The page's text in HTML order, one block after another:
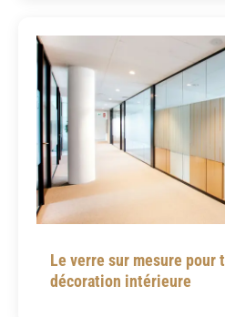
Le verre sur mesure pour
décoration intérieure